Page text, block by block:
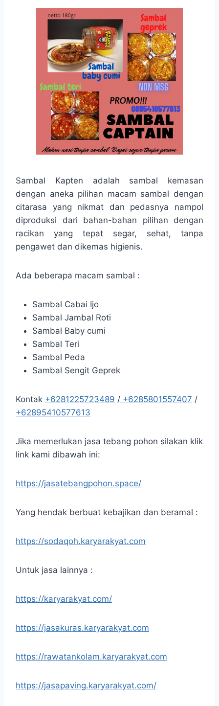
Sambal Kapten adalah sambal kemasan
dengan aneka pilihan macam sambal dengan
citarasa yang nikmat dan pedasnya nampol
diproduksi dari bahan-bahan pilihan dengan
racikan yang tepat segar, sehat, tanpa
pengawet dan dikemas higienis.
Ada beberapa macam sambal :
Sambal Cabai Ijo
Sambal Jambal Roti
Sambal Baby cumi
Sambal Teri
Sambal Peda
Sambal Sengit Geprek
Kontak +6281225723489 / +6285801557407 /
+62895410577613
Jika memerlukan jasa tebang pohon silakan klik
link kami dibawah ini:
https://jasatebangpohon.space/
Yang hendak berbuat kebajikan dan beramal :
https://sodaqoh.karyarakyat.com
Untuk jasa lainnya :
https://karyarakyat.com/
https://jasakuras.karyarakyat.com
https://rawatankolam.karyarakyat.com
https://jasapaving.karyarakyat.com/